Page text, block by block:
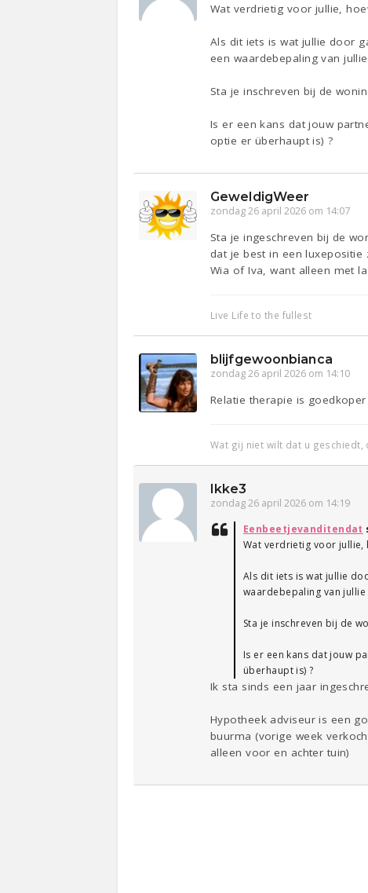
Wat verdrietig voor jullie,
Als dit iets is wat jullie door
een waardebepaling van
Sta je inschreven bij de
Is er een kans dat jouw
optie er überhaupt is) ?
GeweldigWeer
zondag 26 april 2026 om 14:07
Sta je ingeschreven bij de
dat je best in een
Wia of Iva, want alleen met
Live Life to the fullest
blijfgewoonbianca
zondag 26 april 2026 om 14:10
Relatie therapie is
Wat gij niet wilt dat u geschiedt,
Ikke3
zondag 26 april 2026 om 14:19
Eenbeetjevanditendat
Wat verdrietig voor jullie,
Als dit iets is wat jullie
waardebepaling van
Sta je inschreven bij de
Is er een kans dat jouw
überhaupt is) ?
Ik sta sinds een jaar
Hypotheek adviseur is een
buurma (vorige week
alleen voor en achter tuin)